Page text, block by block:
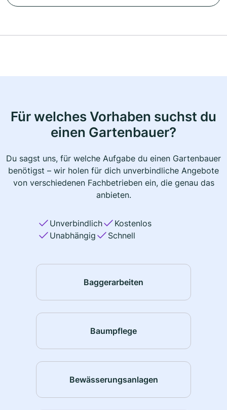
Für welches Vorhaben suchst du
einen Gartenbauer?
Du sagst uns, für welche Aufgabe du einen Gartenbauer
benötigst – wir holen für dich unverbindliche Angebote
von verschiedenen Fachbetrieben ein, die genau das
anbieten.
Unverbindlich
Kostenlos
Unabhängig
Schnell
Baggerarbeiten
Baumpflege
Bewässerungsanlagen